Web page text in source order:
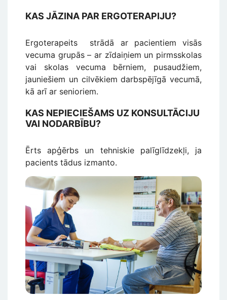
KAS JĀZINA PAR ERGOTERAPIJU?
Ergoterapeits strādā ar pacientiem visās
vecuma grupās – ar zīdaiņiem un pirmsskolas
vai skolas vecuma bērniem, pusaudžiem,
jauniešiem un cilvēkiem darbspējīgā vecumā,
kā arī ar senioriem.
KAS NEPIECIEŠAMS UZ KONSULTĀCIJU
VAI NODARBĪBU?
Ērts apģērbs un tehniskie palīglīdzekļi, ja
pacients tādus izmanto.
Attēls